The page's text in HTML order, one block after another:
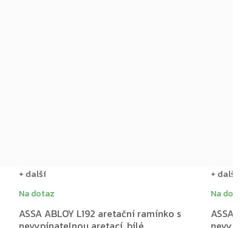
ASSA ABLOY L192 aretační ramínko s
Na dotaz
+ další
ASSA
Na dotaz
+ další